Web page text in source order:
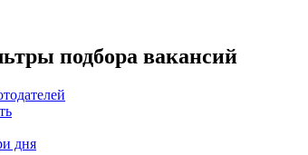
подбора вакансий
дня